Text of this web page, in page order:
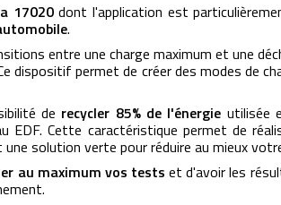
17020dont l'application est
.
entre une charge maximum et une
dispositif permet de créer des modes de
de recycler 85% de l'énergie utilisée
Cette caractéristique permet de
solution verte pour réduire au mieux
au maximum vos tests et d'avoir les